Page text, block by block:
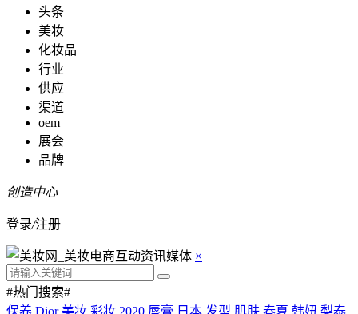
头条
美妆
化妆品
行业
供应
渠道
oem
展会
品牌
创造中心
登录/注册
×
#热门搜索#
保养 Dior 美妆 彩妆 2020 唇膏 日本 发型 肌肤 春夏 韩妞 梨泰